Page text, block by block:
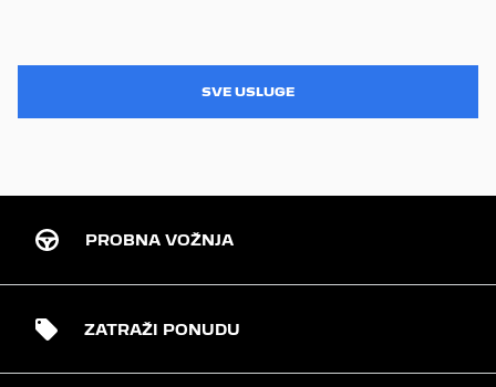
SVE USLUGE
PROBNA VOŽNJA
ZATRAŽI PONUDU